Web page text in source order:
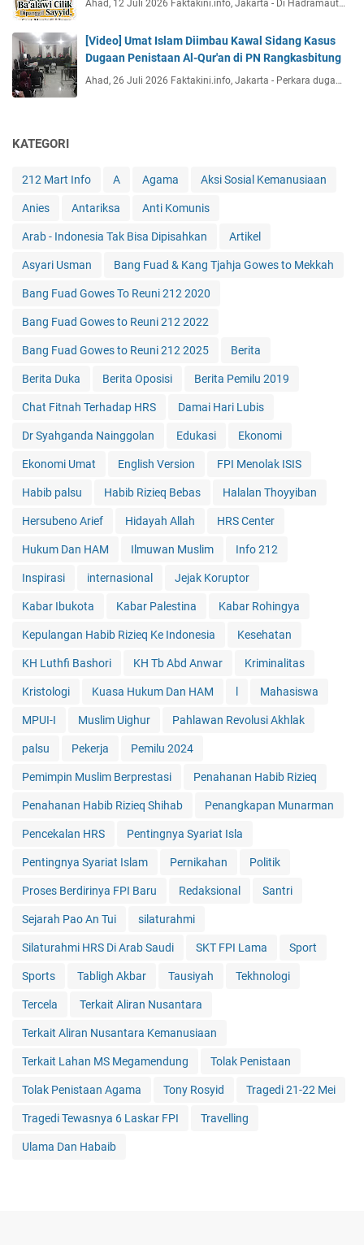
Ahad, 12 Juli 2026 Faktakini.info, Jakarta - Di Hadramaut…
[Video] Umat Islam Diimbau Kawal Sidang Kasus
Dugaan Penistaan Al-Qur'an di PN Rangkasbitung
Ahad, 26 Juli 2026 Faktakini.info, Jakarta - Perkara duga…
KATEGORI
212 Mart Info A Agama Aksi Sosial Kemanusiaan
Anies Antariksa Anti Komunis
Arab - Indonesia Tak Bisa Dipisahkan Artikel
Asyari Usman Bang Fuad & Kang Tjahja Gowes to Mekkah
Bang Fuad Gowes To Reuni 212 2020
Bang Fuad Gowes to Reuni 212 2022
Bang Fuad Gowes to Reuni 212 2025 Berita
Berita Duka Berita Oposisi Berita Pemilu 2019
Chat Fitnah Terhadap HRS Damai Hari Lubis
Dr Syahganda Nainggolan Edukasi Ekonomi
Ekonomi Umat English Version FPI Menolak ISIS
Habib palsu Habib Rizieq Bebas Halalan Thoyyiban
Hersubeno Arief Hidayah Allah HRS Center
Hukum Dan HAM Ilmuwan Muslim Info 212
Inspirasi internasional Jejak Koruptor
Kabar Ibukota Kabar Palestina Kabar Rohingya
Kepulangan Habib Rizieq Ke Indonesia Kesehatan
KH Luthfi Bashori KH Tb Abd Anwar Kriminalitas
Kristologi Kuasa Hukum Dan HAM Mahasiswa
MPUI-I Muslim Uighur Pahlawan Revolusi Akhlak
palsu Pekerja Pemilu 2024
Pemimpin Muslim Berprestasi Penahanan Habib Rizieq
Penahanan Habib Rizieq Shihab Penangkapan Munarman
Pencekalan HRS Pentingnya Syariat Isla
Pentingnya Syariat Islam Pernikahan Politik
Proses Berdirinya FPI Baru Redaksional Santri
Sejarah Pao An Tui silaturahmi
Silaturahmi HRS Di Arab Saudi SKT FPI Lama Sport
Sports Tabligh Akbar Tausiyah Tekhnologi
Tercela Terkait Aliran Nusantara
Terkait Aliran Nusantara Kemanusiaan
Terkait Lahan MS Megamendung Tolak Penistaan
Tolak Penistaan Agama Tony Rosyid Tragedi 21-22 Mei
Tragedi Tewasnya 6 Laskar FPI Travelling
Ulama Dan Habaib